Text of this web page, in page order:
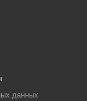
данных